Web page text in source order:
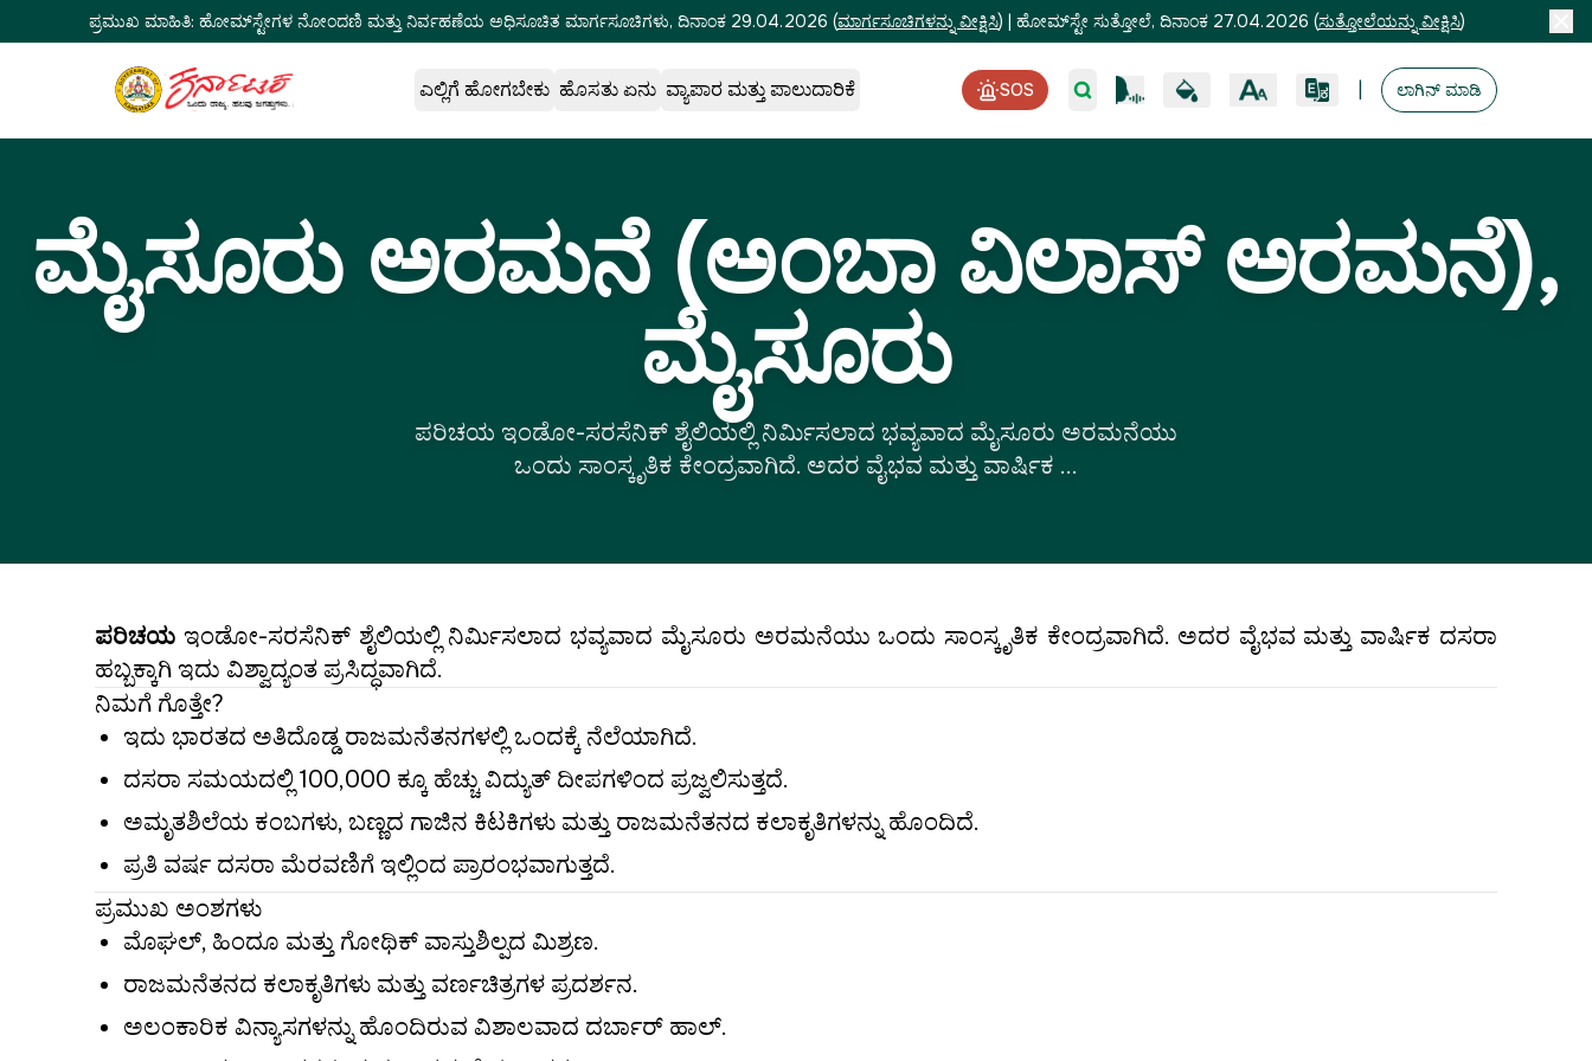
ಪ್ರಮುಖ ಮಾಹಿತಿ: ಹೋಮ್‌ಸ್ಟೇಗಳ ನೋಂದಣಿ ಮತ್ತು ನಿರ್ವಹಣೆಯ ಅಧಿಸೂಚಿತ ಮಾರ್ಗಸೂಚಿಗಳು, ದಿನಾಂಕ 29.04.2026 (ಮಾರ್ಗಸೂಚಿಗಳನ್ನು ವೀಕ್ಷಿಸಿ) | ಹೋಮ್‌ಸ್ಟೇ ಸುತ್ತೋಲೆ, ದಿನಾಂಕ 27.04.2026 (ಸುತ್ತೋಲೆಯನ್ನು ವೀಕ್ಷಿಸಿ)
ಎಲ್ಲಿಗೆ ಹೋಗಬೇಕು ಹೊಸತು ಏನು ವ್ಯಾಪಾರ ಮತ್ತು ಪಾಲುದಾರಿಕೆ SOS ಲಾಗಿನ್ ಮಾಡಿ
ಮೈಸೂರು ಅರಮನೆ (ಅಂಬಾ ವಿಲಾಸ್ ಅರಮನೆ),
ಮೈಸೂರು
ಪರಿಚಯ ಇಂಡೋ-ಸರಸೆನಿಕ್ ಶೈಲಿಯಲ್ಲಿ ನಿರ್ಮಿಸಲಾದ ಭವ್ಯವಾದ ಮೈಸೂರು ಅರಮನೆಯು
ಒಂದು ಸಾಂಸ್ಕೃತಿಕ ಕೇಂದ್ರವಾಗಿದೆ. ಅದರ ವೈಭವ ಮತ್ತು ವಾರ್ಷಿಕ ...
ಪರಿಚಯ ಇಂಡೋ-ಸರಸೆನಿಕ್ ಶೈಲಿಯಲ್ಲಿ ನಿರ್ಮಿಸಲಾದ ಭವ್ಯವಾದ ಮೈಸೂರು ಅರಮನೆಯು ಒಂದು ಸಾಂಸ್ಕೃತಿಕ ಕೇಂದ್ರವಾಗಿದೆ. ಅದರ ವೈಭವ ಮತ್ತು ವಾರ್ಷಿಕ ದಸರಾ
ಹಬ್ಬಕ್ಕಾಗಿ ಇದು ವಿಶ್ವಾದ್ಯಂತ ಪ್ರಸಿದ್ಧವಾಗಿದೆ.
ನಿಮಗೆ ಗೊತ್ತೇ?
ಇದು ಭಾರತದ ಅತಿದೊಡ್ಡ ರಾಜಮನೆತನಗಳಲ್ಲಿ ಒಂದಕ್ಕೆ ನೆಲೆಯಾಗಿದೆ.
ದಸರಾ ಸಮಯದಲ್ಲಿ 100,000 ಕ್ಕೂ ಹೆಚ್ಚು ವಿದ್ಯುತ್ ದೀಪಗಳಿಂದ ಪ್ರಜ್ವಲಿಸುತ್ತದೆ.
ಅಮೃತಶಿಲೆಯ ಕಂಬಗಳು, ಬಣ್ಣದ ಗಾಜಿನ ಕಿಟಕಿಗಳು ಮತ್ತು ರಾಜಮನೆತನದ ಕಲಾಕೃತಿಗಳನ್ನು ಹೊಂದಿದೆ.
ಪ್ರತಿ ವರ್ಷ ದಸರಾ ಮೆರವಣಿಗೆ ಇಲ್ಲಿಂದ ಪ್ರಾರಂಭವಾಗುತ್ತದೆ.
ಪ್ರಮುಖ ಅಂಶಗಳು
ಮೊಘಲ್, ಹಿಂದೂ ಮತ್ತು ಗೋಥಿಕ್ ವಾಸ್ತುಶಿಲ್ಪದ ಮಿಶ್ರಣ.
ರಾಜಮನೆತನದ ಕಲಾಕೃತಿಗಳು ಮತ್ತು ವರ್ಣಚಿತ್ರಗಳ ಪ್ರದರ್ಶನ.
ಅಲಂಕಾರಿಕ ವಿನ್ಯಾಸಗಳನ್ನು ಹೊಂದಿರುವ ವಿಶಾಲವಾದ ದರ್ಬಾರ್ ಹಾಲ್.